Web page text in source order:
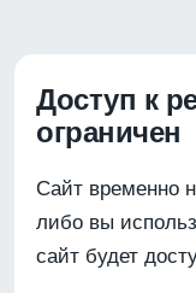
Доступ к
ограничен
Сайт временно
либо вы
сайт будет